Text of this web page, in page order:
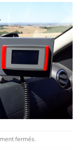
fermés.